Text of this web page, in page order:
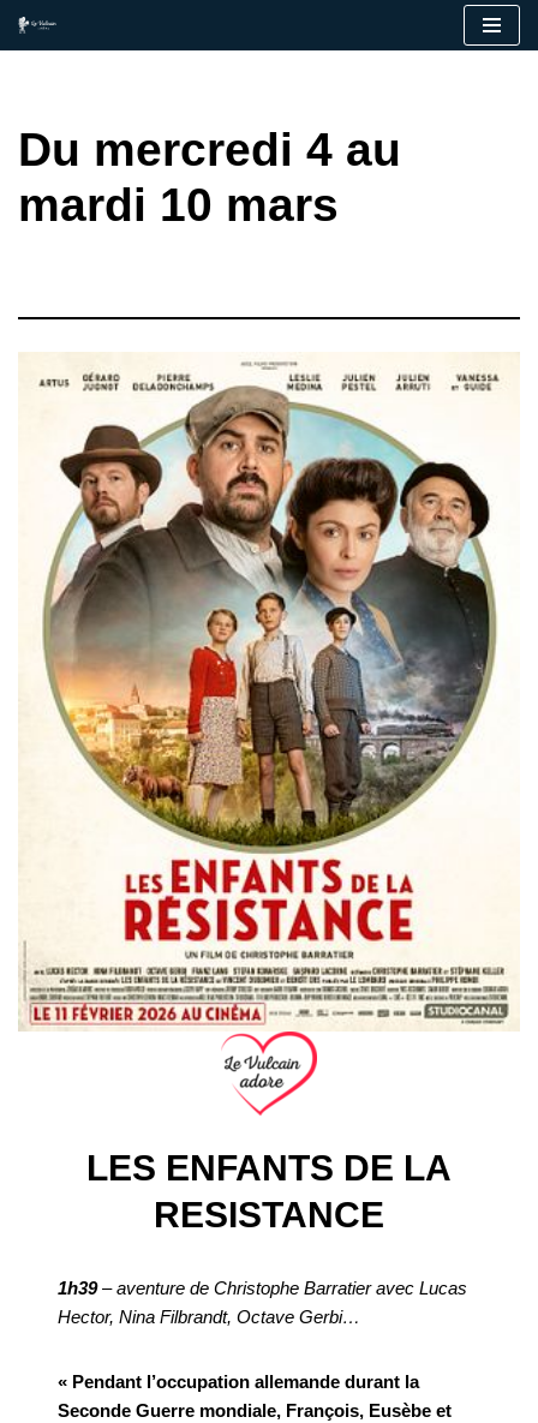
Du mercredi 4 au
mardi 10 mars
LES ENFANTS DE LA
RESISTANCE
1h39– aventure de Christophe Barratier avec Lucas
Hector, Nina Filbrandt, Octave Gerbi…
« Pendant l’occupation allemande durant la
Seconde Guerre mondiale, François, Eusèbe et